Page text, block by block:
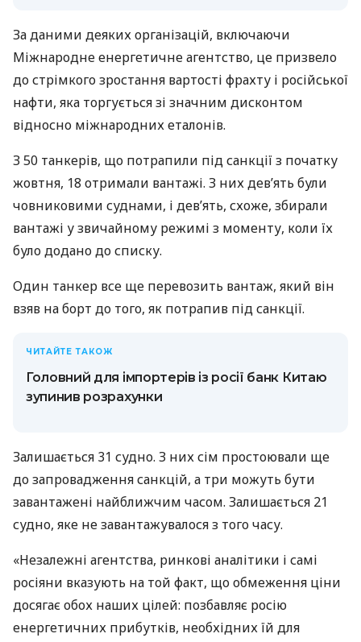
За даними деяких організацій, включаючи
Міжнародне енергетичне агентство, це призвело
до стрімкого зростання вартості фрахту і російської
нафти, яка торгується зі значним дисконтом
відносно міжнародних еталонів.
З 50 танкерів, що потрапили під санкції з початку
жовтня, 18 отримали вантажі. З них дев’ять були
човниковими суднами, і дев’ять, схоже, збирали
вантажі у звичайному режимі з моменту, коли їх
було додано до списку.
Один танкер все ще перевозить вантаж, який він
взяв на борт до того, як потрапив під санкції.
ЧИТАЙТЕ ТАКОЖ
Головний для імпортерів із росії банк Китаю
зупинив розрахунки
Залишається 31 судно. З них сім простоювали ще
до запровадження санкцій, а три можуть бути
завантажені найближчим часом. Залишається 21
судно, яке не завантажувалося з того часу.
«Незалежні агентства, ринкові аналітики і самі
росіяни вказують на той факт, що обмеження ціни
досягає обох наших цілей: позбавляє росію
енергетичних прибутків, необхідних їй для